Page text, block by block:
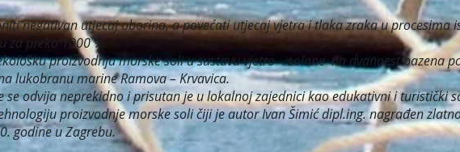
negativan utjecaj oborina, a povećati utjecaj vjetra i tlaka zraka u procesima
za preko 1000 %.
proizvodnju morske soli u sustavu vjetro – solane na dvanaest bazena
lukobranu marine Ramova – Krvavica.
se odvija neprekidno i prisutan je u lokalnoj zajednici kao edukativni i turistički
proizvodnje morske soli čiji je autor Ivan Šimić dipl.ing. nagrađen
godine u Zagrebu.